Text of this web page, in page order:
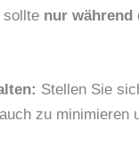
sollte nur während
Stellen Sie
zu minimieren